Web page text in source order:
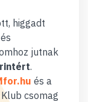
higgadt
jutnak
.
és a
csomag